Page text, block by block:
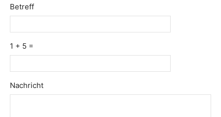
Betreff
1 + 5 =
Please
ignore
Please
ignore
Nachricht